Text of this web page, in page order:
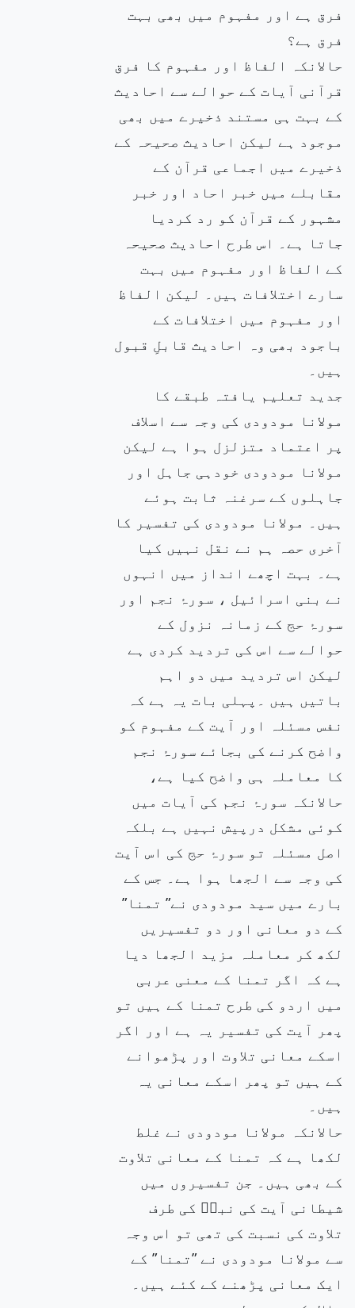
فرق ہے اور مفہوم میں بھی بہت
فرق ہے؟
حالانکہ الفاظ اور مفہوم کا فرق
قرآنی آیات کے حوالے سے احادیث
کے بہت ہی مستند ذخیرے میں بھی
موجود ہے لیکن احادیث صحیحہ کے
ذخیرے میں اجماعی قرآن کے
مقابلے میں خبر احاد اور خبر
مشہور کے قرآن کو رد کردیا
جاتا ہے۔ اس طرح احادیث صحیحہ
کے الفاظ اور مفہوم میں بہت
سارے اختلافات ہیں۔ لیکن الفاظ
اور مفہوم میں اختلافات کے
باجود بھی وہ احادیث قابلِ قبول
ہیں۔
جدید تعلیم یافتہ طبقے کا
مولانا مودودی کی وجہ سے اسلاف
پر اعتماد متزلزل ہوا ہے لیکن
مولانا مودودی خودہی جاہل اور
جاہلوں کے سرغنہ ثابت ہوئے
ہیں۔ مولانا مودودی کی تفسیر کا
آخری حصہ ہم نے نقل نہیں کیا
ہے۔ بہت اچھے انداز میں انہوں
نے بنی اسرائیل ، سورۂ نجم اور
سورۂ حج کے زمانہ نزول کے
حوالے سے اس کی تردید کردی ہے
لیکن اس تردید میں دو اہم
باتیں ہیں ۔پہلی بات یہ ہے کہ
نفس مسئلہ اور آیت کے مفہوم کو
واضح کرنے کی بجائے سورۂ نجم
کا معاملہ ہی واضح کیا ہے،
حالانکہ سورۂ نجم کی آیات میں
کوئی مشکل درپیش نہیں ہے بلکہ
اصل مسئلہ تو سورۂ حج کی اس آیت
کی وجہ سے الجھا ہوا ہے۔ جس کے
بارے میں سید مودودی نے” تمنا”
کے دو معانی اور دو تفسیریں
لکھ کر معاملہ مزید الجھا دیا
ہے کہ اگر تمنا کے معنی عربی
میں اردو کی طرح تمنا کے ہیں تو
پھر آیت کی تفسیر یہ ہے اور اگر
اسکے معانی تلاوت اور پڑھوانے
کے ہیں تو پھر اسکے معانی یہ
ہیں۔
حالانکہ مولانا مودودی نے غلط
لکھا ہے کہ تمنا کے معانی تلاوت
کے بھی ہیں۔ جن تفسیروں میں
شیطانی آیت کی نبیۖ کی طرف
تلاوت کی نسبت کی تھی تو اس وجہ
سے مولانا مودودی نے ”تمنا” کے
ایک معانی پڑھنے کے کئے ہیں۔